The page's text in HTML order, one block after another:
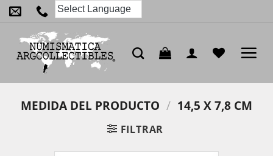
Saltar
al
contenido
MEDIDA DEL PRODUCTO / 14,5 X 7,8 CM
FILTRAR